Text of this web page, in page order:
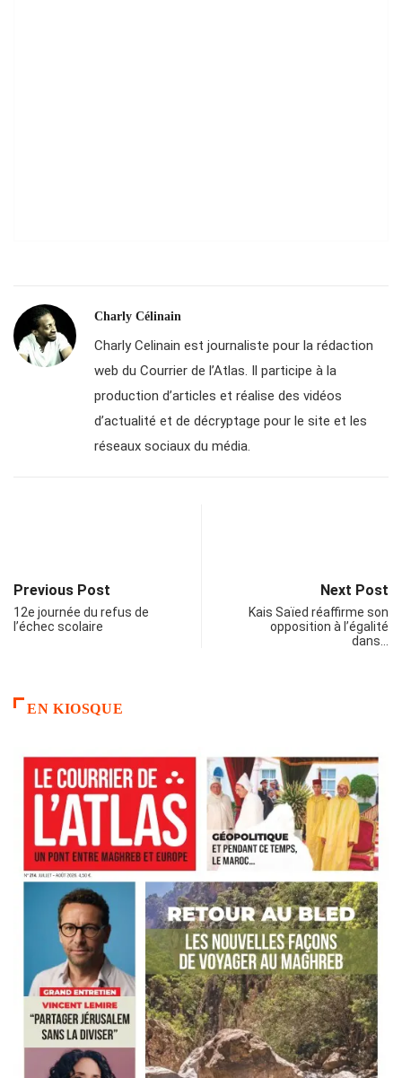
Charly Célinain
Charly Celinain est journaliste pour la rédaction
web du Courrier de l’Atlas. Il participe à la
production d’articles et réalise des vidéos
d’actualité et de décryptage pour le site et les
réseaux sociaux du média.
Previous Post
12e journée du refus de
l’échec scolaire
Next Post
Kais Saïed réaffirme son
opposition à l’égalité
dans…
EN KIOSQUE